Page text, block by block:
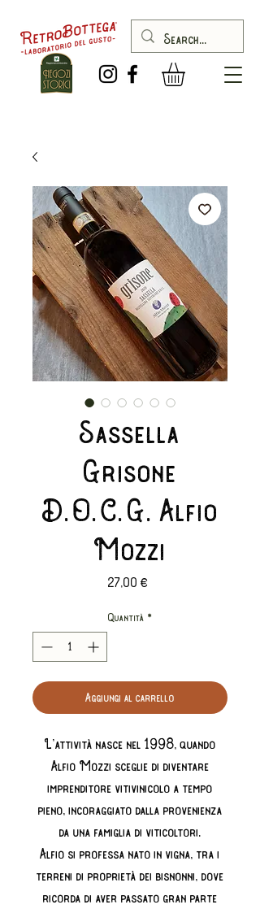
Sassella
Grisone
D.O.C.G. Alfio
Mozzi
27,00 €
Quantità *
Aggiungi al carrello
L’attività nasce nel 1998, quando
Alfio Mozzi sceglie di diventare
imprenditore vitivinicolo a tempo
pieno, incoraggiato dalla provenienza
da una famiglia di viticoltori.
Alfio si professa nato in vigna, tra i
terreni di proprietà dei bisnonni, dove
ricorda di aver passato gran parte